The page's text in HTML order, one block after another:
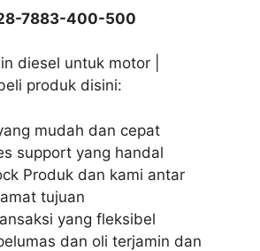
7883-400-500
diesel untuk motor |
produk disini:
mudah dan cepat
support yang handal
Produk dan kami antar
tujuan
yang fleksibel
dan oli terjamin dan